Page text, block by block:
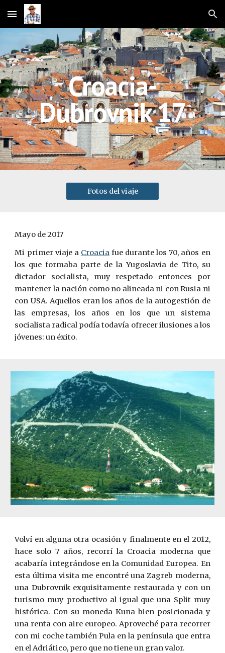
Skip to main content Skip to navigation
Croacia-
Dubrovnik 17
Fotos del viaje
Mayo de 2017
Mi primer viaje a Croaciafue durante los 70, años en
los que formaba parte de la Yugoslavia de Tito, su
dictador socialista, muy respetado entonces por
mantener la nación como no alineada ni con Rusia ni
con USA. Aquellos eran los años de la autogestión de
las empresas, los años en los que un sistema
socialista radical podía todavía ofrecer ilusiones a los
jóvenes: un éxito.
Volví en alguna otra ocasión y finalmente en el 2012,
hace solo 7 años, recorrí la Croacia moderna que
acabaría integrándose en la Comunidad Europea. En
esta última visita me encontré una Zagreb moderna,
una Dubrovnik exquisitamente restaurada y con un
turismo muy productivo al igual que una Split muy
histórica. Con su moneda Kuna bien posicionada y
una renta con aire europeo. Aproveché para recorrer
con mi coche también Pula en la península que entra
en el Adriático, pero que no tiene un gran valor.